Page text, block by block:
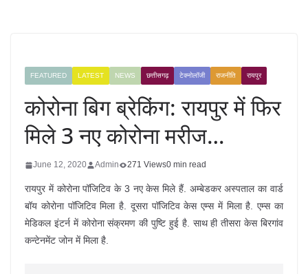
FEATURED LATEST NEWS छत्तीसगढ़ टेक्नोलॉजी राजनीति रायपुर
कोरोना बिग ब्रेकिंग: रायपुर में फिर
मिले 3 नए कोरोना मरीज…
June 12, 2020 Admin 271 Views0 min read
रायपुर में कोरोना पॉजिटिव के 3 नए केस मिले हैं. अम्बेडकर अस्पताल का वार्ड
बॉय कोरोना पॉजिटिव मिला है. दूसरा पॉजिटिव केस एम्स में मिला है. एम्स का
मेडिकल इंटर्न में कोरोना संक्रमण की पुष्टि हुई है. साथ ही तीसरा केस बिरगांव
कन्टेनमेंट जोन में मिला है.